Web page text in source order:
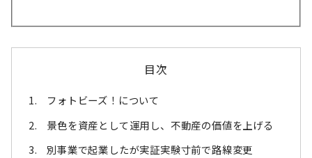
目次
フォトビーズ！について
景色を資産として運用し、不動産の価値を上げる
別事業で起業したが実証実験寸前で路線変更